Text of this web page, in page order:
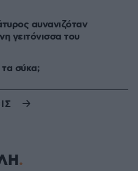
αυνανιζόταν
γειτόνισσα του
σύκα;